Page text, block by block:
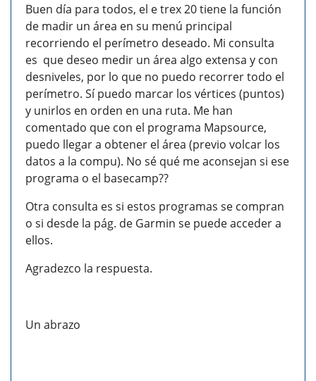
Buen día para todos, el e trex 20 tiene la función
de madir un área en su menú principal
recorriendo el perímetro deseado. Mi consulta
es que deseo medir un área algo extensa y con
desniveles, por lo que no puedo recorrer todo el
perímetro. Sí puedo marcar los vértices (puntos)
y unirlos en orden en una ruta. Me han
comentado que con el programa Mapsource,
puedo llegar a obtener el área (previo volcar los
datos a la compu). No sé qué me aconsejan si ese
programa o el basecamp??
Otra consulta es si estos programas se compran
o si desde la pág. de Garmin se puede acceder a
ellos.
Agradezco la respuesta.
Un abrazo